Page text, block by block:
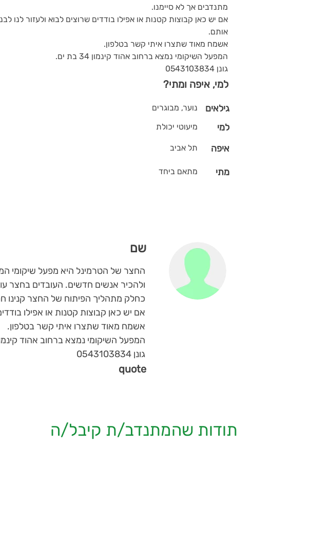
מתנדבים אך לא סיימנו.
אם יש כאן קבוצות קטנות או אפילו בודדים שרוצים לבוא ולעזור לנו
אותם.
אשמח מאוד שתצרו איתי קשר בטלפון.
המפעל השיקומי נמצא ברחוב אהוד קינמון 34 בת ים.
גונן 0543103834
למי, איפה ומתי?
נוער, מבוגרים גילאים
מיעוטי יכולת למי
תל אביב איפה
מתאם ביחד מתי
שם
החצר של הטרמינל היא מפעל שיקומי
ולהכיר אנשים חדשים. העובדים בחצר
כחלק מתהליך הפיתוח של החצר קנינו
אם יש כאן קבוצות קטנות או אפילו
אשמח מאוד שתצרו איתי קשר בטלפון.
המפעל השיקומי נמצא ברחוב אהוד קינמון 34 בת
גונן 0543103834
quote
תודות שהמתנדב/ת קיבל/ה